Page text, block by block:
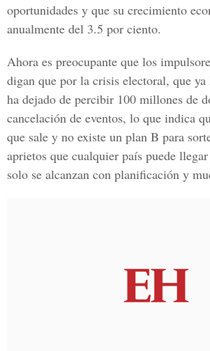
oportunidades y que su crecimiento
anualmente del 3.5 por ciento.
Ahora es preocupante que los
digan que por la crisis electoral, que
ha dejado de percibir 100 millones de
cancelación de eventos, lo que indica
que sale y no existe un plan B para
aprietos que cualquier país puede
solo se alcanzan con planificación y